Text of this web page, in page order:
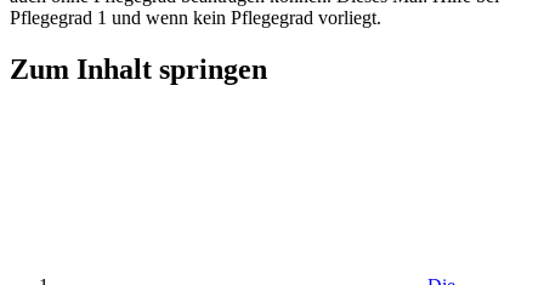
Pflegegrad 1 und wenn kein Pflegegrad vorliegt.
Zum Inhalt springen